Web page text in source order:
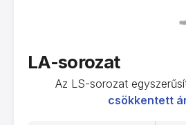
LA-sorozat
Az LS-sorozat
csökkentett